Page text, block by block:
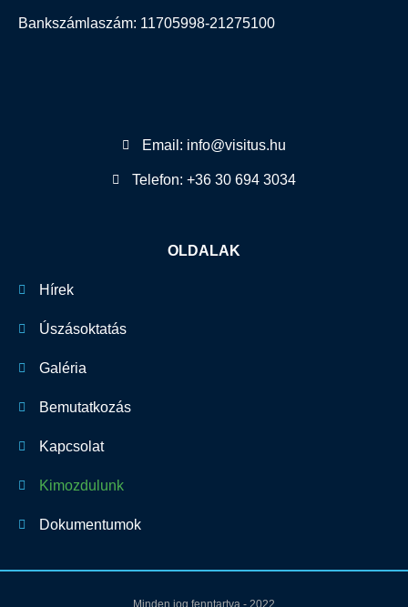
Bankszámlaszám: 11705998-21275100
Email: info@visitus.hu
Telefon: +36 30 694 3034
OLDALAK
Hírek
Úszásoktatás
Galéria
Bemutatkozás
Kapcsolat
Kimozdulunk
Dokumentumok
Minden jog fenntartva - 2022